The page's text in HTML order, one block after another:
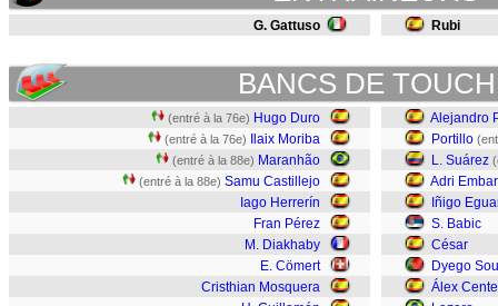
G. Gattuso Rubi
BANCS DE
(entré à la 76e) Hugo Duro
(entré à la 76e) Ilaix Moriba
(entré à la 88e) Maranhão
(entré à la 88e) Samu Castillejo
Iago Herrerín
Fran Pérez
M. Diakhaby
E. Cömert
Cristhian Mosquera
Alejandro
Portillo
L. Suárez
Adri
Iñigo
S. Babic
César
Dyego
Álex